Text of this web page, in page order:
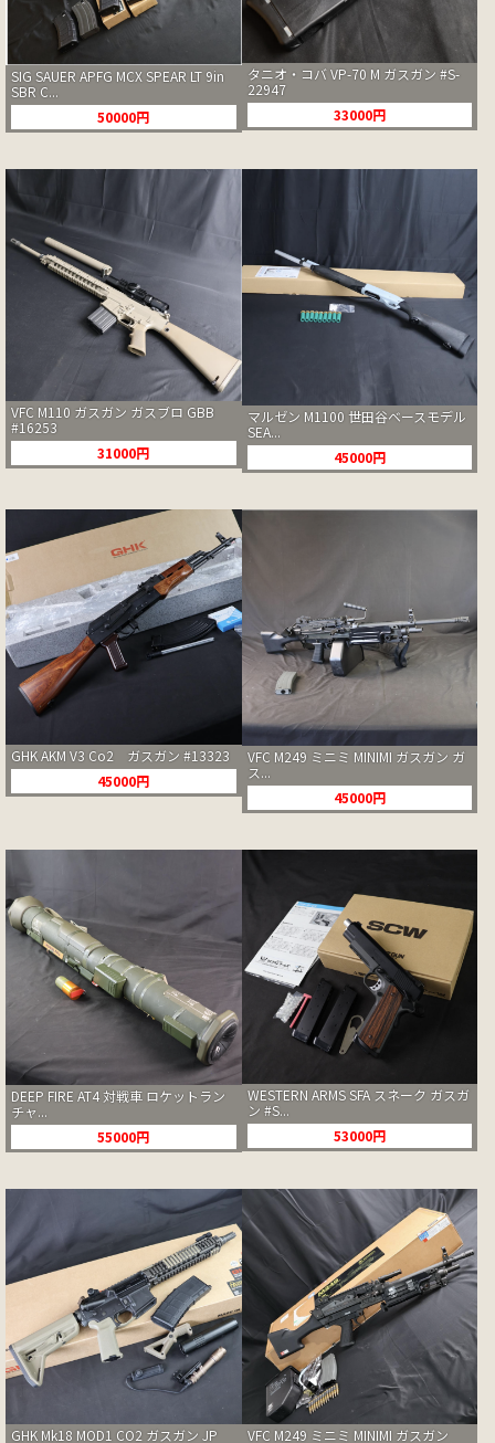
SIG SAUER APFG MCX SPEAR LT 9in
SBR C...
50000円
タニオ・コバ VP-70 M ガスガン #S-
22947
33000円
VFC M110 ガスガン ガスブロ GBB
#16253
31000円
マルゼン M1100 世田谷ベースモデル
SEA...
45000円
GHK AKM V3 Co2 ガスガン #13323
45000円
VFC M249 ミニミ MINIMI ガスガン ガ
ス...
45000円
DEEP FIRE AT4 対戦車 ロケットラン
チャ...
55000円
WESTERN ARMS SFA スネーク ガスガ
ン #S...
53000円
GHK Mk18 MOD1 CO2 ガスガン JP
VFC M249 ミニミ MINIMI ガスガン